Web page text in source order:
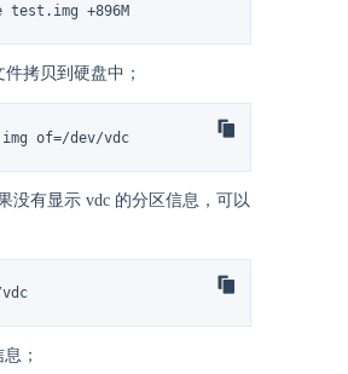
test.img +896M
拷贝到硬盘中；
of=/dev/vdc
没有显示 vdc 的分区信息，可以
；